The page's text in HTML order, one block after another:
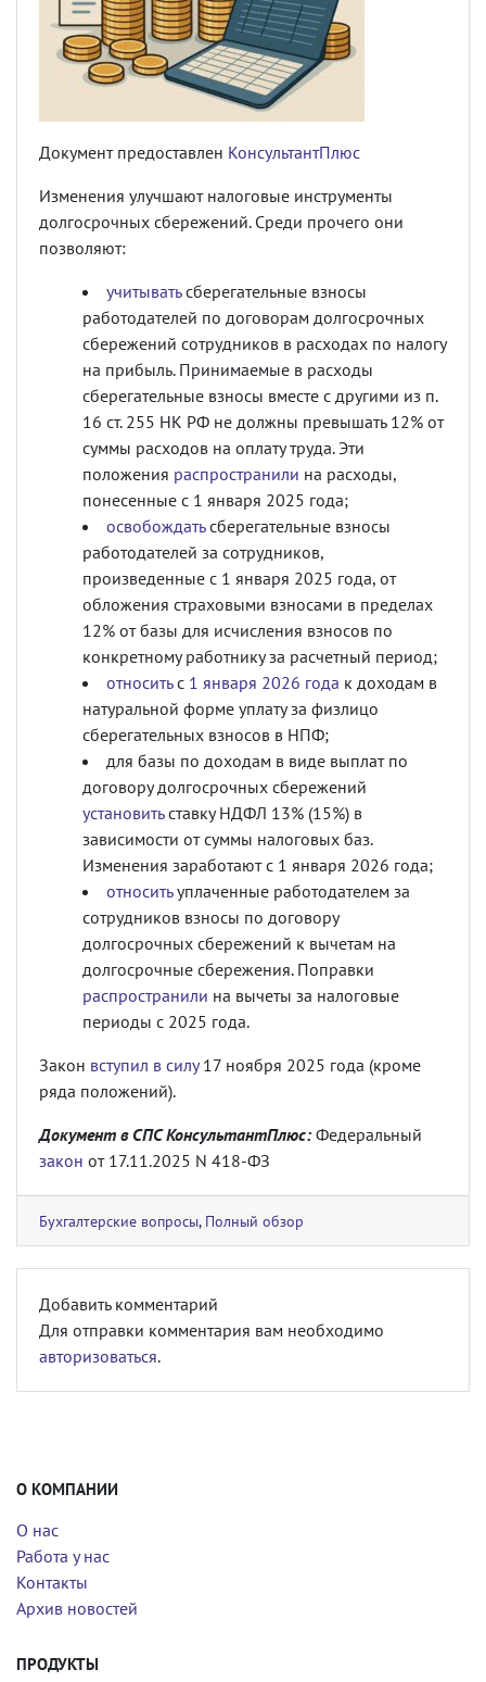
Документ предоставлен КонсультантПлюс
Изменения улучшают налоговые инструменты
долгосрочных сбережений. Среди прочего они
позволяют:
учитыватьсберегательные взносы
работодателей по договорам долгосрочных
сбережений сотрудников в расходах по налогу
на прибыль. Принимаемые в расходы
сберегательные взносы вместе с другими из п.
16 ст. 255 НК РФ не должны превышать 12% от
суммы расходов на оплату труда. Эти
положения распространили на расходы,
понесенные с 1 января 2025 года;
освобождатьсберегательные взносы
работодателей за сотрудников,
произведенные с 1 января 2025 года, от
обложения страховыми взносами в пределах
12% от базы для исчисления взносов по
конкретному работнику за расчетный период;
относитьс 1 января 2026 года к доходам в
натуральной форме уплату за физлицо
сберегательных взносов в НПФ;
для базы по доходам в виде выплат по
договору долгосрочных сбережений
установитьставку НДФЛ 13% (15%) в
зависимости от суммы налоговых баз.
Изменения заработают с 1 января 2026 года;
относитьуплаченные работодателем за
сотрудников взносы по договору
долгосрочных сбережений к вычетам на
долгосрочные сбережения. Поправки
распространили на вычеты за налоговые
периоды с 2025 года.
Закон вступил в силу17 ноября 2025 года (кроме
ряда положений).
Документ в СПС КонсультантПлюс: Федеральный
закон от 17.11.2025 N 418-ФЗ
Бухгалтерские вопросы, Полный обзор
Добавить комментарий
Для отправки комментария вам необходимо
авторизоваться.
О КОМПАНИИ
О нас
Работа у нас
Контакты
Архив новостей
ПРОДУКТЫ